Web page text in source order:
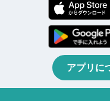
アプリに